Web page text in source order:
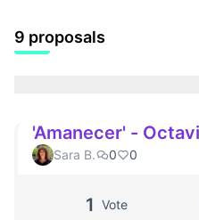
9 proposals
'Amanecer' -
Sara B. 0 0
1 Vote